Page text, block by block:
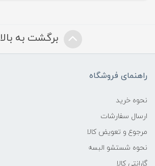
برگشت به بالا
راهنمای فروشگاه
نحوه خرید
ارسال سفارشات
مرجوع و تعویض کالا
نحوه شستشو البسه
گارانتی کالا